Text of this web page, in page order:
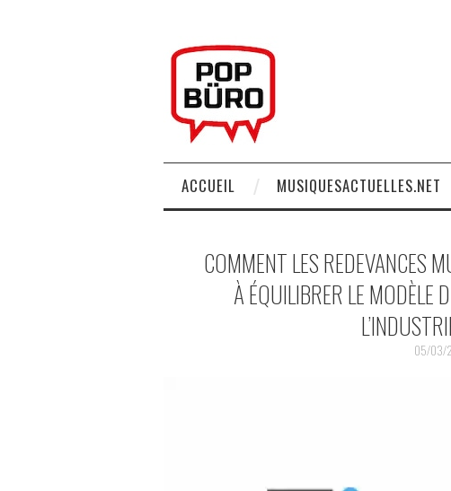
ACCUEIL MUSIQUESACTUELLES.NET
COMMENT LES REDEVANCES
À ÉQUILIBRER LE MODÈLE
05/03/